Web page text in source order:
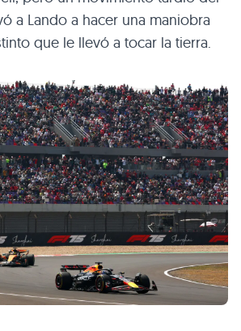
a Lando a hacer una maniobra
que le llevó a tocar la tierra.